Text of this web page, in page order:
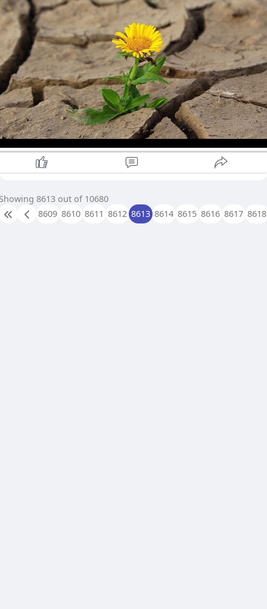
8613 out of 10680
8609 8610 8611 8612 8613 8614 8615 8616 8617 8618